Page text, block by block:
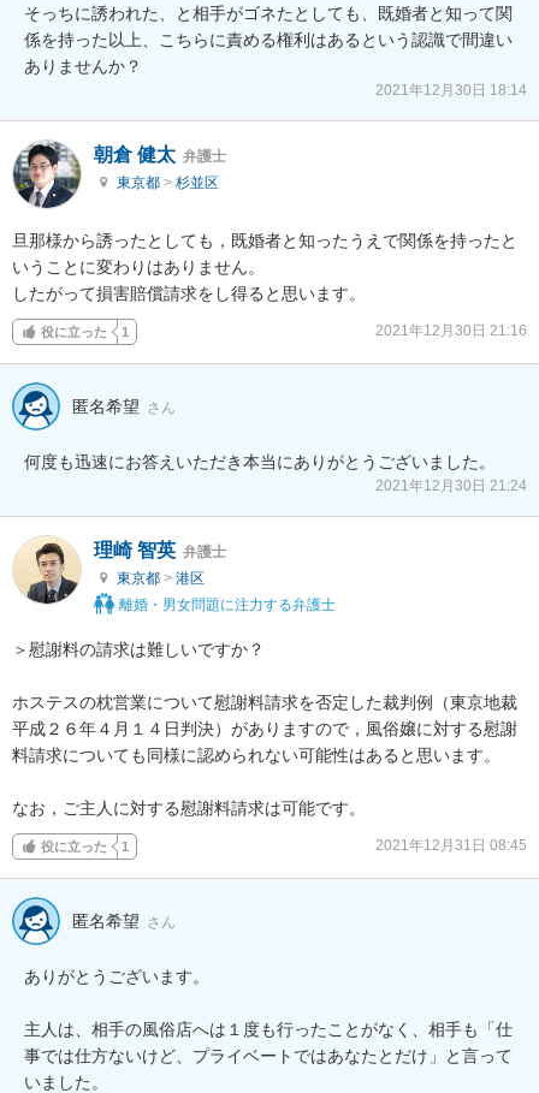
そっちに誘われた、と相手がゴネたとしても、既婚者と知って関
係を持った以上、こちらに責める権利はあるという認識で間違い
ありませんか？
2021年12月30日 18:14
朝倉 健太 弁護士
東京都 > 杉並区
旦那様から誘ったとしても，既婚者と知ったうえで関係を持ったと
いうことに変わりはありません。
したがって損害賠償請求をし得ると思います。
役に立った 1 2021年12月30日 21:16
匿名希望 さん
何度も迅速にお答えいただき本当にありがとうございました。
2021年12月30日 21:24
理崎 智英 弁護士
東京都 > 港区
離婚・男女問題に注力する弁護士
＞慰謝料の請求は難しいですか？
ホステスの枕営業について慰謝料請求を否定した裁判例（東京地裁
平成２６年４月１４日判決）がありますので，風俗嬢に対する慰謝
料請求についても同様に認められない可能性はあると思います。
なお，ご主人に対する慰謝料請求は可能です。
役に立った 1 2021年12月31日 08:45
匿名希望 さん
ありがとうございます。
主人は、相手の風俗店へは１度も行ったことがなく、相手も「仕
事では仕方ないけど、プライベートではあなたとだけ」と言って
いました。